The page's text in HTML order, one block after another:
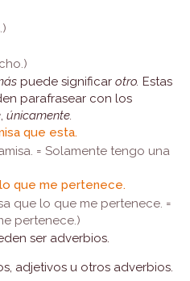
puede significar otro. Estas
parafrasear con los
, únicamente.
que esta.
= Solamente tengo una
que me pertenece.
que lo que me pertenece. =
pertenece.)
ser adverbios.
adjetivos u otros adverbios.